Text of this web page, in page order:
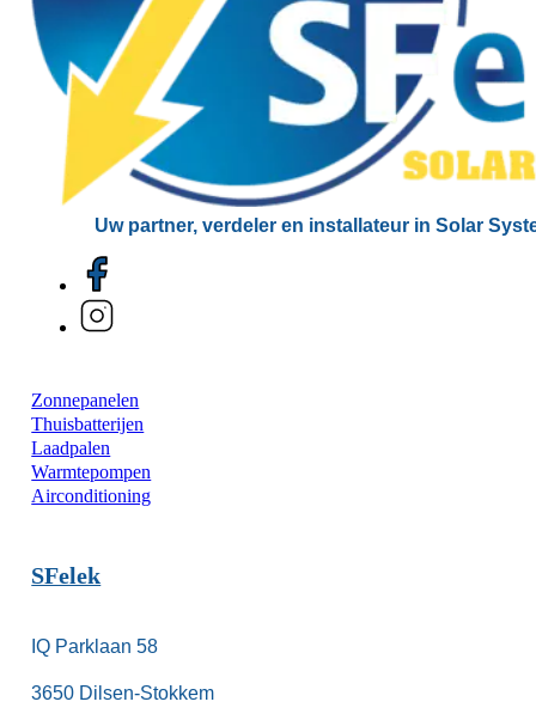
Uw partner, verdeler en installateur in Solar
Zonnepanelen
Thuisbatterijen
Laadpalen
Warmtepompen
Airconditioning
SFelek
IQ Parklaan 58
3650 Dilsen-Stokkem